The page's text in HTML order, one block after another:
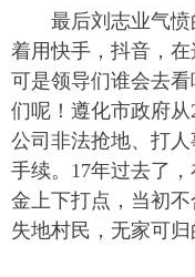
最后刘志业气愤
着用快手，抖音，在
可是领导们谁会去
们呢！遵化市政府
公司非法抢地、打
手续。17年过去了
金上下打点，当初
失地村民，无家可归